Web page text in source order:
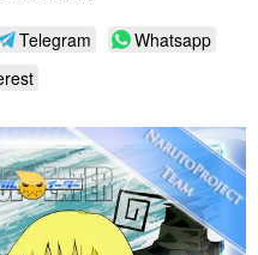
Telegram
Whatsapp